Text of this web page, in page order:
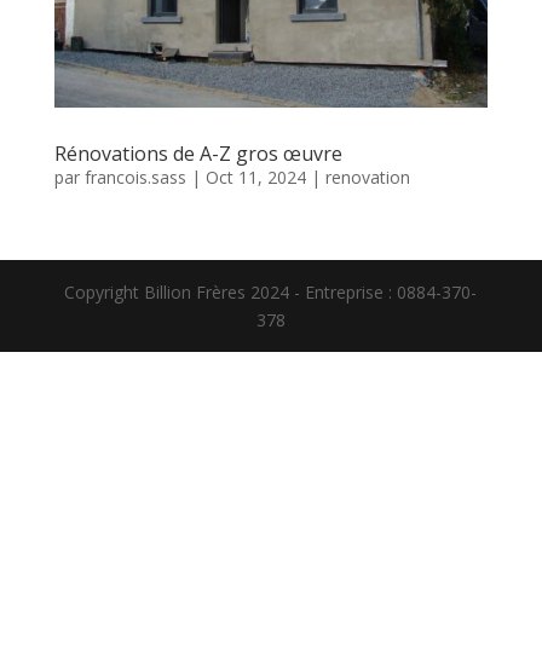
Rénovations de A-Z gros œuvre
par francois.sass | Oct 11, 2024| renovation
Copyright Billion Frères 2024 - Entreprise : 0884-370-
378